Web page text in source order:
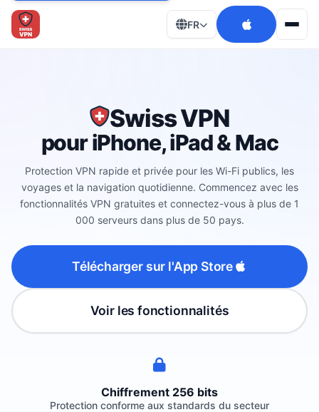
FR
Swiss VPN
pour iPhone, iPad & Mac
Protection VPN rapide et privée pour les Wi-Fi publics, les
voyages et la navigation quotidienne. Commencez avec les
fonctionnalités VPN gratuites et connectez-vous à plus de 1
000 serveurs dans plus de 50 pays.
Télécharger sur l'App Store
Voir les fonctionnalités
Chiffrement 256 bits
Protection conforme aux standards du secteur